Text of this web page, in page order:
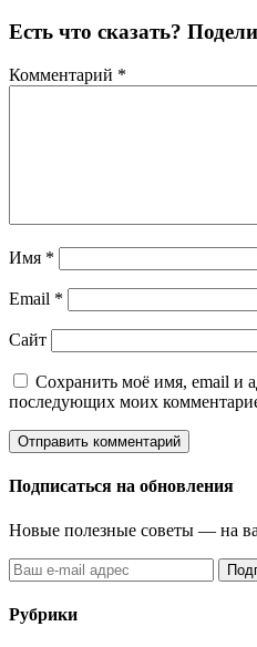
Есть что сказать?
Комментарий *
Имя *
Email *
Сайт
Сохранить моё имя, email и
последующих моих
Подписаться на обновления
Новые полезные советы — на
Рубрики